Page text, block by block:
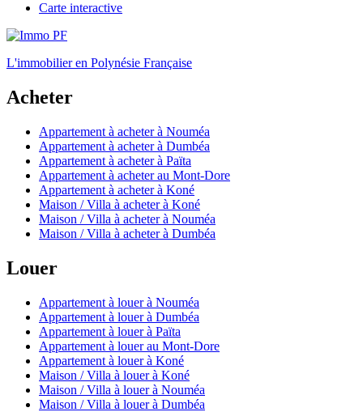
Carte interactive
L'immobilier en Polynésie Française
Acheter
Appartement à acheter à Nouméa
Appartement à acheter à Dumbéa
Appartement à acheter à Païta
Appartement à acheter au Mont-Dore
Appartement à acheter à Koné
Maison / Villa à acheter à Koné
Maison / Villa à acheter à Nouméa
Maison / Villa à acheter à Dumbéa
Louer
Appartement à louer à Nouméa
Appartement à louer à Dumbéa
Appartement à louer à Païta
Appartement à louer au Mont-Dore
Appartement à louer à Koné
Maison / Villa à louer à Koné
Maison / Villa à louer à Nouméa
Maison / Villa à louer à Dumbéa